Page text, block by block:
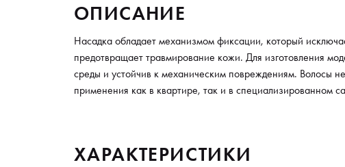
ОПИСАНИЕ
Насадка обладает механизмом фиксации, который
предотвращает травмирование кожи. Для изготовления
среды и устойчив к механическим повреждениям. Волосы
применения как в квартире, так и в специализированном
ХАРАКТЕРИСТИКИ